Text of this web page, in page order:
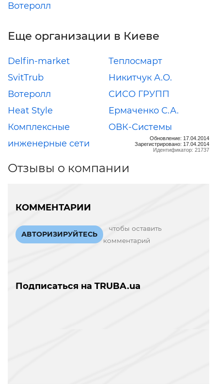
Вотеролл
Еще организации в Киеве
Delfin-market
Теплосмарт
SvitTrub
Никитчук А.О.
Вотеролл
СИСО ГРУПП
Heat Style
Ермаченко С.А.
Комплексные
инженерные сети
ОВК-Системы
Обновление: 17.04.2014
Зарегистрировано: 17.04.2014
Идентификатор: 21737
Отзывы о компании
КОММЕНТАРИИ
АВТОРИЗИРУЙТЕСЬ
чтобы оставить
комментарий
Подписаться на TRUBA.ua